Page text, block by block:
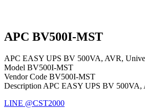
APC BV500I-MST
APC EASY UPS BV 500VA, AVR,
Model BV500I-MST
Vendor Code BV500I-MST
Description APC EASY UPS BV 500VA,
LINE @CST2000